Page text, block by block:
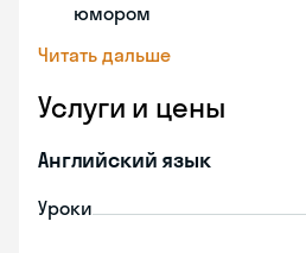
юмором
Читать дальше
Услуги и цены
Английский язык
Уроки